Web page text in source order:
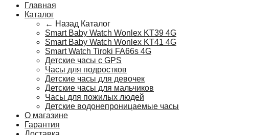
Главная
Каталог
← Назад Каталог
Smart Baby Watch Wonlex KT39 4G
Smart Baby Watch Wonlex KT41 4G
Smart Watch Tiroki FA66s 4G
Детские часы с GPS
Часы для подростков
Детские часы для девочек
Детские часы для мальчиков
Часы для пожилых людей
Детские водонепроницаемые часы
О магазине
Гарантия